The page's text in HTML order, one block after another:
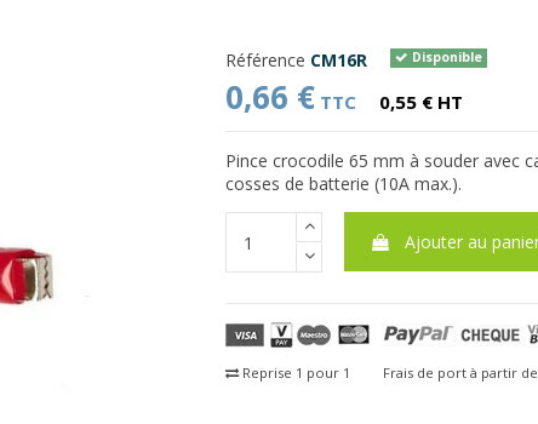
Référence CM16R Disponible
0,66 € TTC 0,55 € HT
Pince crocodile 65 mm à souder avec
cosses de batterie (10A max.).
Ajouter au
Reprise 1 pour 1 Frais de port à partir de